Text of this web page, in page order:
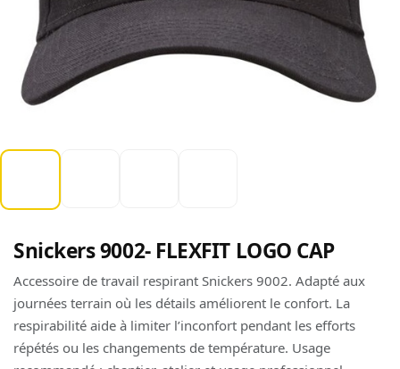
Snickers 9002- FLEXFIT LOGO CAP
Accessoire de travail respirant Snickers 9002. Adapté aux
journées terrain où les détails améliorent le confort. La
respirabilité aide à limiter l’inconfort pendant les efforts
répétés ou les changements de température. Usage